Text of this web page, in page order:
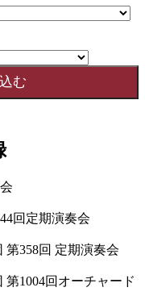
回定期演奏会
第358回 定期演奏会
1004回オーチャード